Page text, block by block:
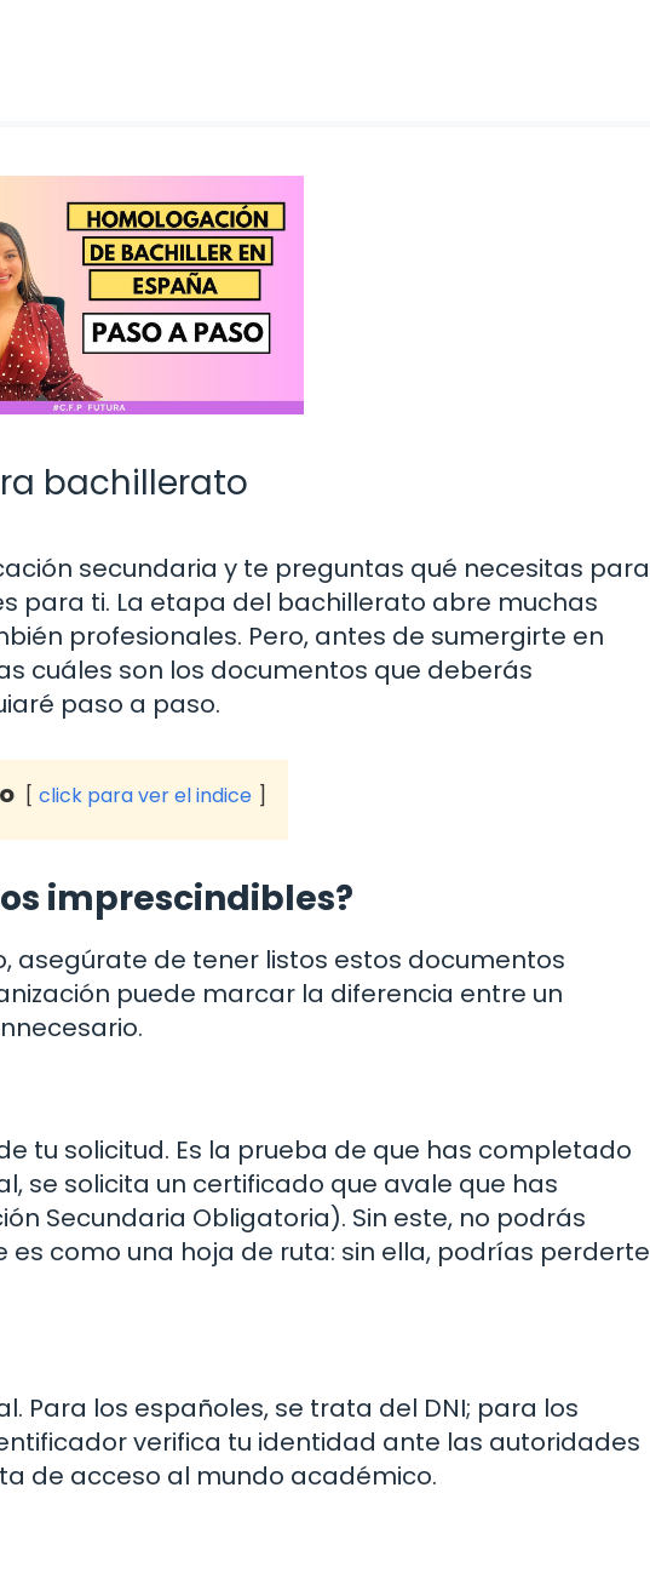
bachillerato
secundaria y te preguntas qué necesitas para
para ti. La etapa del bachillerato abre muchas
profesionales. Pero, antes de sumergirte en
cuáles son los documentos que deberás
paso a paso.
click para ver el indice
imprescindibles?
asegúrate de tener listos estos documentos
puede marcar la diferencia entre un
tu solicitud. Es la prueba de que has completado
se solicita un certificado que avale que has
Secundaria Obligatoria). Sin este, no podrás
es como una hoja de ruta: sin ella, podrías perderte
Para los españoles, se trata del DNI; para los
verifica tu identidad ante las autoridades
de acceso al mundo académico.